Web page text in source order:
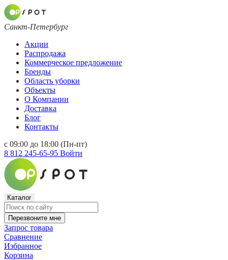
Санкт-Петербург
Акции
Распродажа
Коммерческое предложение
Бренды
Область уборки
Объекты
О Компании
Доставка
Блог
Контакты
с 09:00 до 18:00 (Пн-пт)
8 812 245-65-95 Войти
Каталог
Перезвоните мне
Запрос товара
Сравнение
Избранное
Корзина